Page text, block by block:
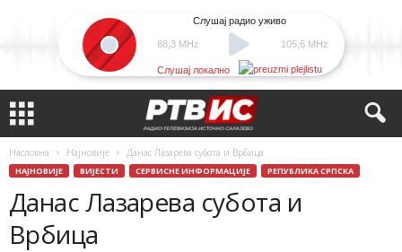
88,3 MHz
Слушај радио уживо
105,6 MHz
Слушај локално
Насловна Најновије Данас Лазарева субота и Врбица
НАЈНОВИЈЕ ВИЈЕСТИ СЕРВИСНЕ ИНФОРМАЦИЈЕ РЕПУБЛИКА СРПСКА
Данас Лазарева субота и
Врбица